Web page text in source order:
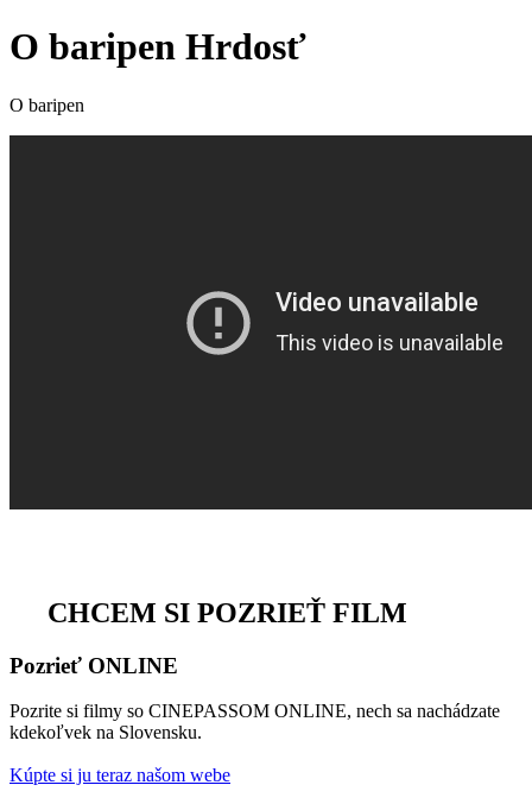
O baripen Hrdosť
O baripen
CHCEM SI POZRIEŤ FILM
Pozrieť ONLINE
Pozrite si filmy so CINEPASSOM ONLINE, nech sa nachádzate
kdekoľvek na Slovensku.
Kúpte si ju teraz našom webe